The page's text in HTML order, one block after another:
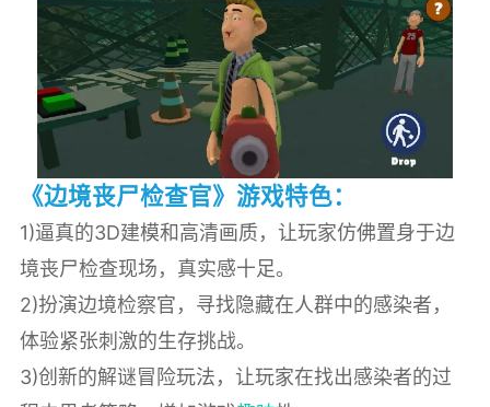
《边境丧尸检查官》游戏特色：
1)逼真的3D建模和高清画质，让玩家仿佛置身于边
境丧尸检查现场，真实感十足。
2)扮演边境检察官，寻找隐藏在人群中的感染者，
体验紧张刺激的生存挑战。
3)创新的解谜冒险玩法，让玩家在找出感染者的过